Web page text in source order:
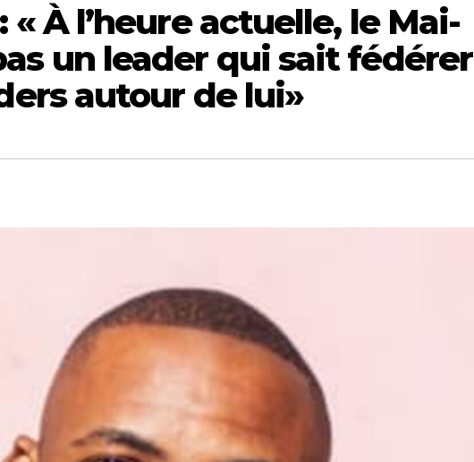
« À l’heure actuelle, le Mai-
un leader qui sait fédérer
autour de lui»